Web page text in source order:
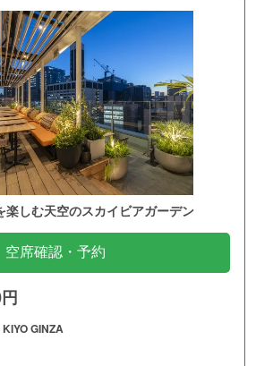
楽しむ天空のスカイビアガーデン
空席確認・予約
GINZA